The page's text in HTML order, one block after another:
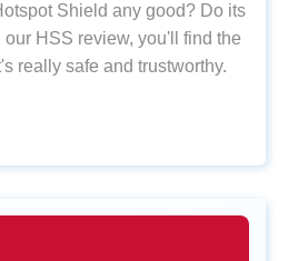
Shield any good? Do its
HSS review, you'll find the
really safe and trustworthy.